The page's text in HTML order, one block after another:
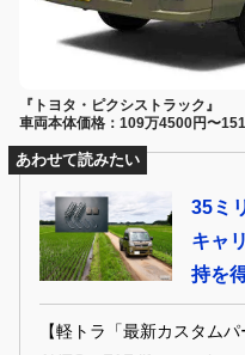
『トヨタ・ピクシストラック』
車両本体価格：109万4500円〜
あわせて読みたい
35ミ
キャ
持を
【軽トラ「最新カスタム